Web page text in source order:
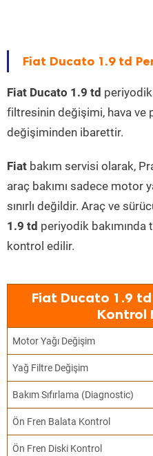
Fiat Ducato 1.9 td
Fiat Ducato 1.9 td periyodik
filtresinin değişimi, hava ve
değişiminden ibarettir.
Fiat bakım servisi olarak,
araç bakımı sadece motor
sınırlı değildir. Araç ve
1.9 td periyodik
kontrol edilir.
Fiat Ducato 1.9 td
Kontrol
Motor Yağı Değişim
Yağ Filtre Değişim
Bakım Sıfırlama (Diagnostic)
Ön Fren Balata Kontrol
Ön Fren Diski Kontrol